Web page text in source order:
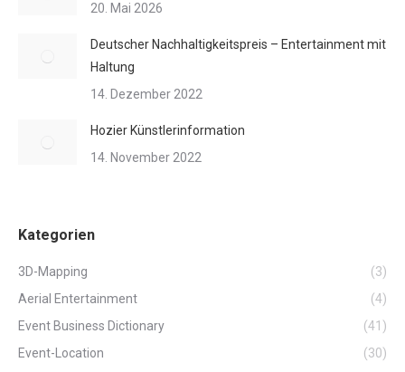
20. Mai 2026
Deutscher Nachhaltigkeitspreis – Entertainment mit
Haltung
14. Dezember 2022
Hozier Künstlerinformation
14. November 2022
Kategorien
3D-Mapping
(3)
Aerial Entertainment
(4)
Event Business Dictionary
(41)
Event-Location
(30)